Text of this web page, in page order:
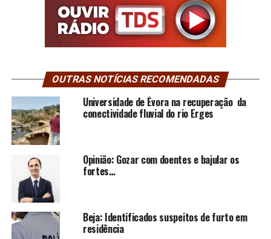
OUTRAS NOTÍCIAS RECOMENDADAS
Universidade de Évora na recuperação da
conectividade fluvial do rio Erges
Opinião: Gozar com doentes e bajular os
fortes…
Beja: Identificados suspeitos de furto em
residência